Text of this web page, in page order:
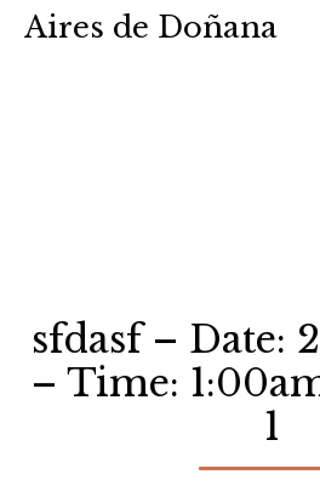
Aires de Doñana
sfdasf – Date:
– Time:
1